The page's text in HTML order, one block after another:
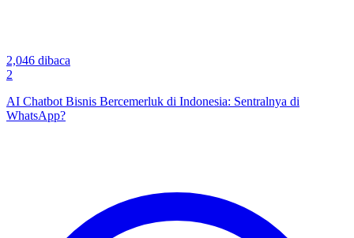
2,046 dibaca
2
AI Chatbot Bisnis Bercemerluk di Indonesia: Sentralnya di
WhatsApp?